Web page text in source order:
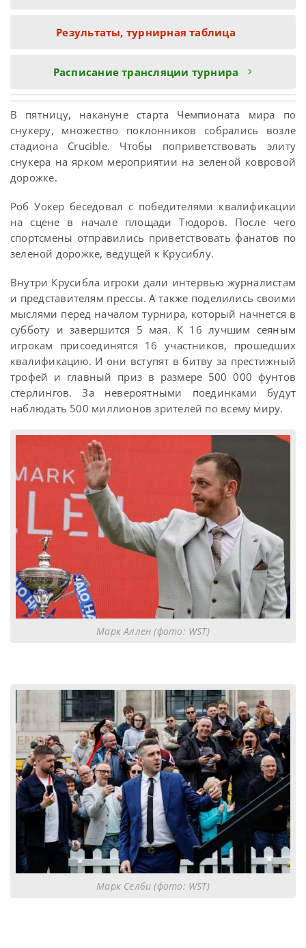
Результаты, турнирная таблица
Расписание трансляции турнира
В пятницу, накануне старта Чемпионата мира по
снукеру, множество поклонников собрались возле
стадиона Crucible. Чтобы поприветствовать элиту
снукера на ярком мероприятии на зеленой ковровой
дорожке.
Роб Уокер беседовал с победителями квалификации
на сцене в начале площади Тюдоров. После чего
спортсмены отправились приветствовать фанатов по
зеленой дорожке, ведущей к Крусиблу.
Внутри Крусибла игроки дали интервью журналистам
и представителям прессы. А также поделились своими
мыслями перед началом турнира, который начнется в
субботу и завершится 5 мая. К 16 лучшим сеяным
игрокам присоединятся 16 участников, прошедших
квалификацию. И они вступят в битву за престижный
трофей и главный приз в размере 500 000 фунтов
стерлингов. За невероятными поединками будут
наблюдать 500 миллионов зрителей по всему миру.
Марк Аллен (фото: WST)
Марк Селби (фото: WST)